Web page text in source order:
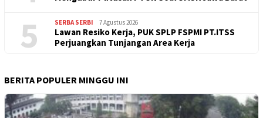
5 SERBA SERBI 7 Agustus 2026
Lawan Resiko Kerja, PUK SPLP FSPMI PT.ITSS
Perjuangkan Tunjangan Area Kerja
BERITA POPULER MINGGU INI